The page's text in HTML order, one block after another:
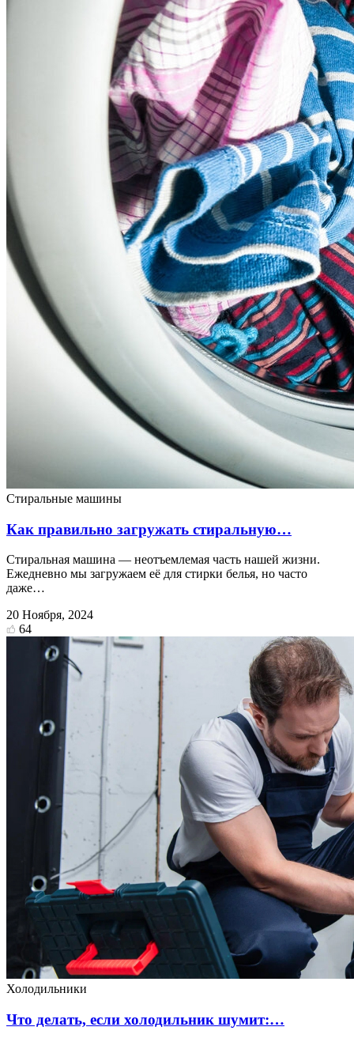
Стиральные машины
Как правильно загружать стиральную…
Стиральная машина — неотъемлемая часть нашей жизни.
Ежедневно мы загружаем её для стирки белья, но часто
даже…
20 Ноября, 2024
64
Холодильники
Что делать, если холодильник шумит:…